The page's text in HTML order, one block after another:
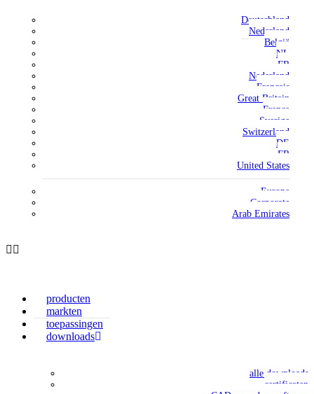
Deutschland
Nederland
België
NL
FR
Nederland
Français
Great Britain
France
Sverige
Switzerland
DE
FR
United States
Europe
Corporate
Arab Emirates
producten
markten
toepassingen
downloads
alle downloads
certificaten